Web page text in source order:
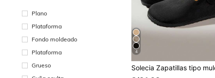
Plano
Plataforma
Fondo moldeado
Plataforma
Grueso
4